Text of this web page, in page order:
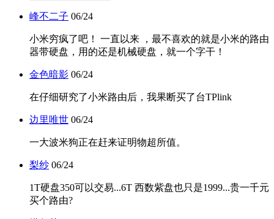
峰不二子 06/24
小米穷疯了吧！ 一直以来 ，最不喜欢的就是小米的路由
器带硬盘，用的还是机械硬盘，就一个字干！
金色暗影 06/24
在仔细研究了小米路由后，我果断买了台TPlink
边里唯世 06/24
一大波米狗正在赶来证明物超所值。
梨纱 06/24
1T硬盘350可以交易...6T 西数紫盘也只是1999...贵一千元
买个路由?